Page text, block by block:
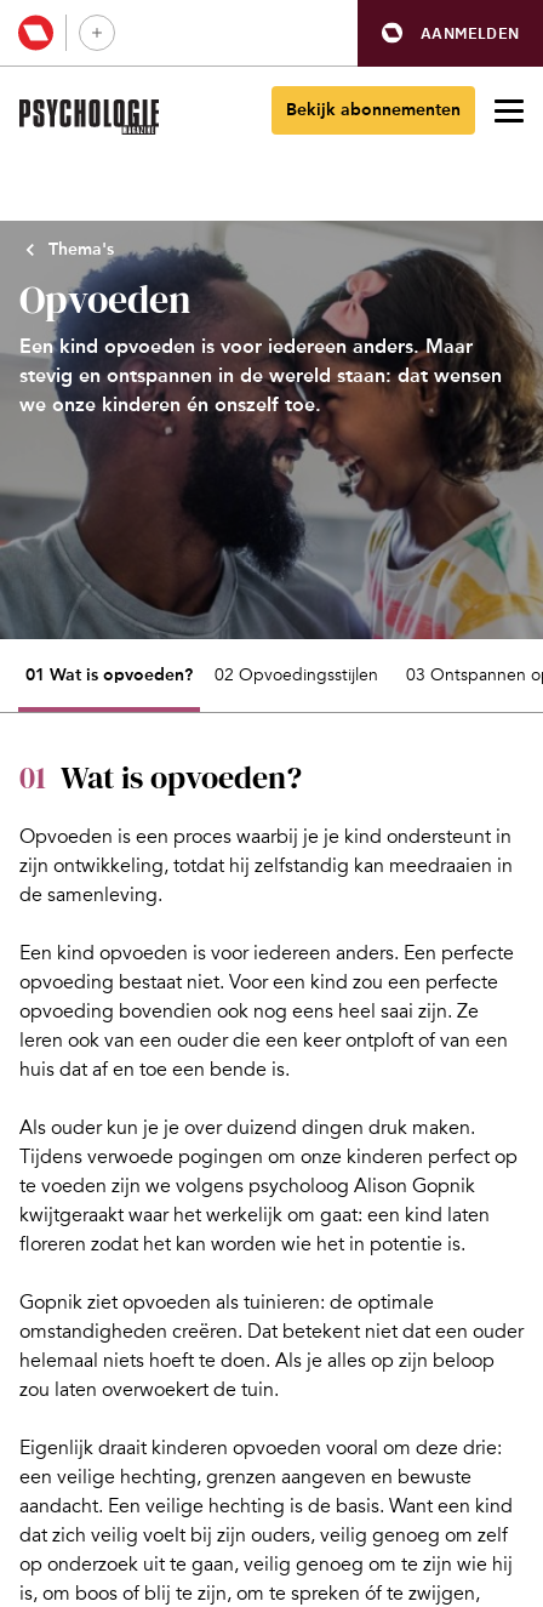
AANMELDEN
Bekijk abonnementen
Thema's
Opvoeden
Een kind opvoeden is voor iedereen anders. Maar
stevig en ontspannen in de wereld staan: dat wensen
we onze kinderen én onszelf toe.
01 Wat is opvoeden? 02 Opvoedingsstijlen 03 Ontspannen
01 Wat is opvoeden?
Opvoeden is een proces waarbij je je kind ondersteunt in
zijn ontwikkeling, totdat hij zelfstandig kan meedraaien in
de samenleving.
Een kind opvoeden is voor iedereen anders. Een perfecte
opvoeding bestaat niet. Voor een kind zou een perfecte
opvoeding bovendien ook nog eens heel saai zijn. Ze
leren ook van een ouder die een keer ontploft of van een
huis dat af en toe een bende is.
Als ouder kun je je over duizend dingen druk maken.
Tijdens verwoede pogingen om onze kinderen perfect op
te voeden zijn we volgens psycholoog Alison Gopnik
kwijtgeraakt waar het werkelijk om gaat: een kind laten
floreren zodat het kan worden wie het in potentie is.
Gopnik ziet opvoeden als tuinieren: de optimale
omstandigheden creëren. Dat betekent niet dat een ouder
helemaal niets hoeft te doen. Als je alles op zijn beloop
zou laten overwoekert de tuin.
Eigenlijk draait kinderen opvoeden vooral om deze drie:
een veilige hechting, grenzen aangeven en bewuste
aandacht. Een veilige hechting is de basis. Want een kind
dat zich veilig voelt bij zijn ouders, veilig genoeg om zelf
op onderzoek uit te gaan, veilig genoeg om te zijn wie hij
is, om boos of blij te zijn, om te spreken óf te zwijgen,